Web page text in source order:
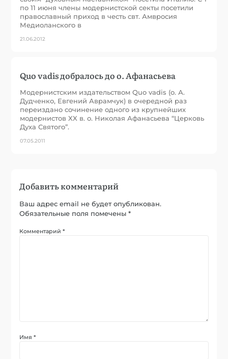
по 11 июня члены модернистской секты посетили
православный приход в честь свт. Амвросия
Медиоланского в
21.06.2012
Quo vadis добралось до о. Афанасьева
Модернистским издательством Quo vadis (о. А.
Дудченко, Евгений Аврамчук) в очередной раз
переиздано сочинение одного из крупнейших
модернистов XX в. о. Николая Афанасьева “Церковь
Духа Святого”.
07.05.2011
Добавить комментарий
Ваш адрес email не будет опубликован.
Обязательные поля помечены*
Комментарий*
Имя*